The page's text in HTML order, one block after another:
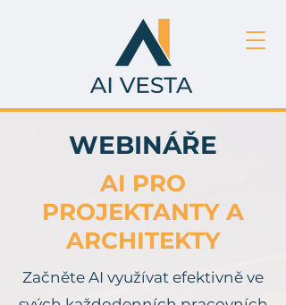
WEBINÁŘE
AI PRO
PROJEKTANTY A
ARCHITEKTY
Začněte AI využívat efektivně ve